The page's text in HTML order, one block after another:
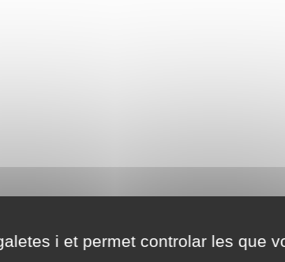
i et permet controlar les que